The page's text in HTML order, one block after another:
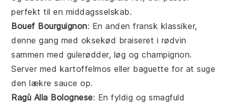
perfekt til en middagsselskab.
Bouef Bourguignon: En anden fransk klassiker,
denne gang med oksekød braiseret i rødvin
sammen med gulerødder, løg ogchampignon.
Server med kartoffelmos eller baguette for at suge
den lækre sauce op.
Ragù Alla Bolognese: En fyldig og smagfuld